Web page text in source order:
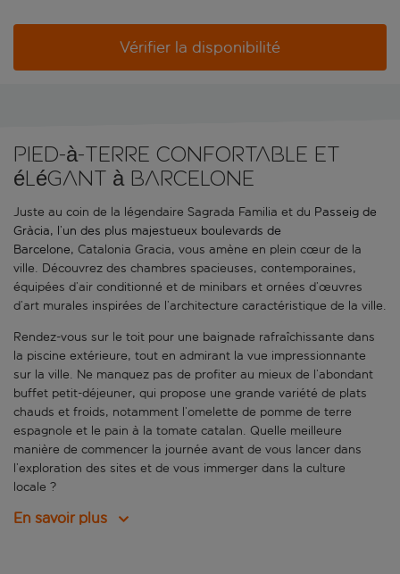
Vérifier la disponibilité
Pied-à-terre confortable et
élégant à Barcelone
Juste au coin de la légendaire Sagrada Familia et du Passeig de
Gràcia, l’un des plus majestueux boulevards de
Barcelone, Catalonia Gracia, vous amène en plein cœur de la
ville. Découvrez des chambres spacieuses, contemporaines,
équipées d’air conditionné et de minibars et ornées d’œuvres
d’art murales inspirées de l’architecture caractéristique de la ville.
Rendez-vous sur le toit pour une baignade rafraîchissante dans
la piscine extérieure, tout en admirant la vue impressionnante
sur la ville. Ne manquez pas de profiter au mieux de l’abondant
buffet petit-déjeuner, qui propose une grande variété de plats
chauds et froids, notamment l’omelette de pomme de terre
espagnole et le pain à la tomate catalan. Quelle meilleure
manière de commencer la journée avant de vous lancer dans
l’exploration des sites et de vous immerger dans la culture
locale ?
En savoir plus